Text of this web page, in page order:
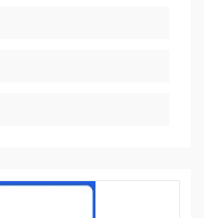
，长期或高剂量暴露会
用于监测环境中丙种射